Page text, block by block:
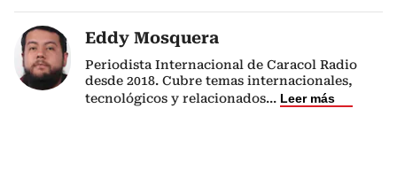
Eddy Mosquera
Periodista Internacional de Caracol Radio
desde 2018. Cubre temas internacionales,
tecnológicos y relacionados... Leer más